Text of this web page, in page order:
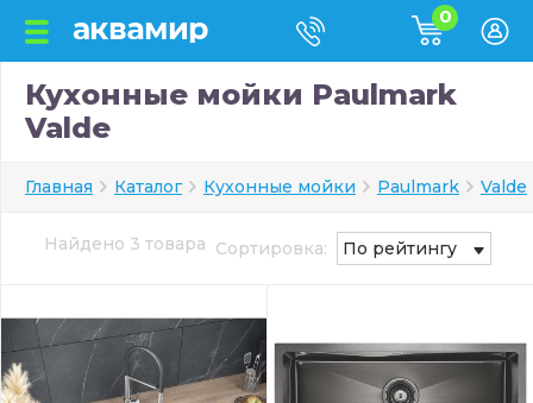
0
Кухонные мойки Paulmark
Valde
Главная Каталог Кухонные мойки Paulmark Valde
Найдено 3 товара Сортировка: По рейтингу